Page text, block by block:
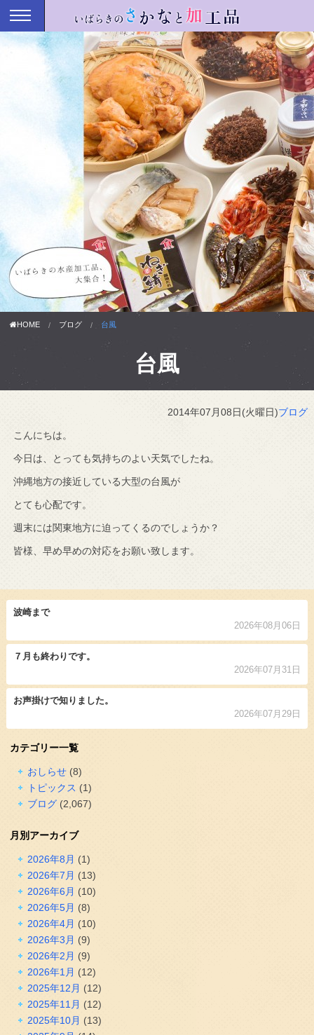
HOME ブログ 台風
台風
2014年07月08日(火曜日)ブログ
こんにちは。
今日は、とっても気持ちのよい天気でしたね。
沖縄地方の接近している大型の台風が
とても心配です。
週末には関東地方に迫ってくるのでしょうか？
皆様、早め早めの対応をお願い致します。
波崎まで
2026年08月06日
７月も終わりです。
2026年07月31日
お声掛けで知りました。
2026年07月29日
カテゴリー一覧
おしらせ(8)
トピックス (1)
ブログ(2,067)
月別アーカイブ
2026年8月 (1)
2026年7月 (13)
2026年6月 (10)
2026年5月 (8)
2026年4月 (10)
2026年3月 (9)
2026年2月 (9)
2026年1月 (12)
2025年12月 (12)
2025年11月 (12)
2025年10月 (13)